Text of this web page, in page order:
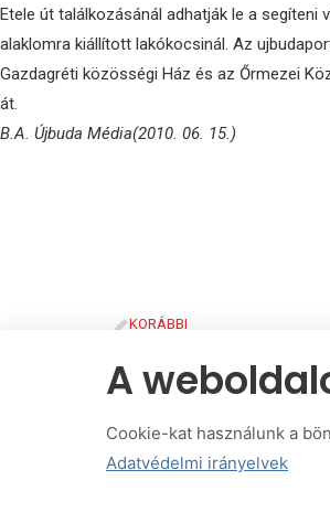
Etele út találkozásánál adhatják le a
alaklomra kiállított lakókocsinál. Az
Gazdagréti közösségi Ház és az Őrmezei
át.
B.A. Újbuda Média(2010. 06. 15.)
KORÁBBI
A
Cookie-kat használunk a
Adatvédelmi irányelvek